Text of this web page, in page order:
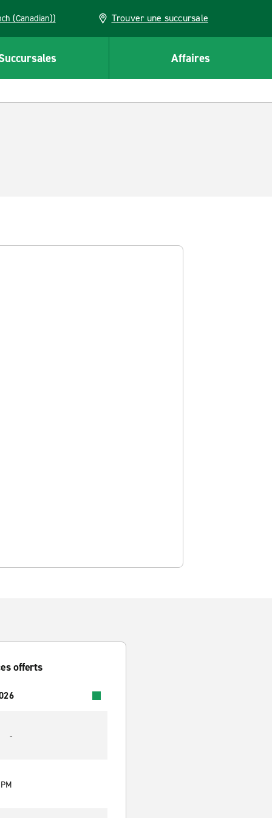
(Canadian)) Trouver une succursale
Affaires
offerts
-